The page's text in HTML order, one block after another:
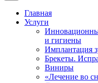
Главная
Услуги
и гигиены
Имплантация
Брекеты.
Виниры
«Лечение во